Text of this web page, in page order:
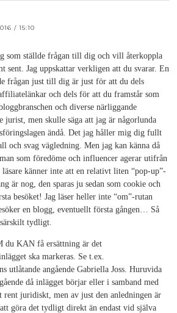
/ 15:10
som ställde frågan till dig och vill återkoppla
sent. Jag uppskattar verkligen att du svarar. En
frågan just till dig är just för att du dels
och dels för att du framstår som
och diverse närliggande
jurist, men skulle säga att jag är någorlunda
ändå. Det jag håller mig dig fullt
och svag vägledning. Men jag kan känna då
som föredöme och influencer agerar utifrån
känner inte att en relativt liten “pop-up”-
är nog, den sparas ju sedan som cookie och
besöket! Jag läser heller inte “om”-rutan
en blogg, eventuellt första gången… Så
tydligt.
du KAN få ersättning är det
ska markeras. Se t.ex.
utlåtande angående Gabriella Joss. Huruvida
då inlägget börjar eller i samband med
juridiskt, men av just den anledningen är
göra det tydligt direkt än endast vid själva